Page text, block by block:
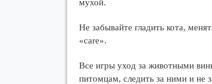
мухой.
Не забывайте гладить кота,
«care».
Все игры уход за животными
питомцам, следить за ними и не